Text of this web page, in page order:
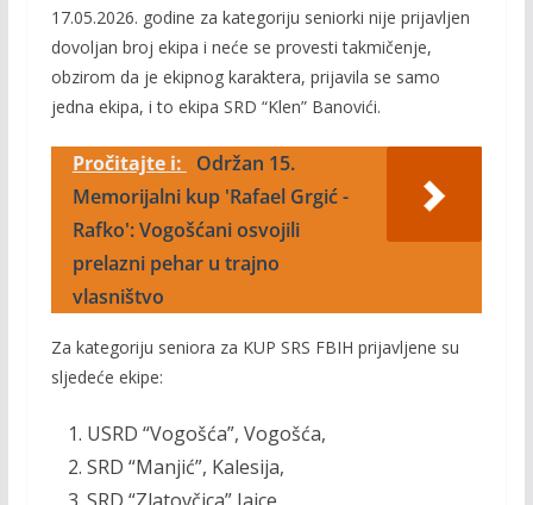
17.05.2026. godine za kategoriju seniorki nije prijavljen
dovoljan broj ekipa i neće se provesti takmičenje,
obzirom da je ekipnog karaktera, prijavila se samo
jedna ekipa, i to ekipa SRD “Klen” Banovići.
Pročitajte i:
Održan 15.
Memorijalni kup 'Rafael Grgić -
Rafko': Vogošćani osvojili
prelazni pehar u trajno
vlasništvo
Za kategoriju seniora za KUP SRS FBIH prijavljene su
sljedeće ekipe:
USRD “Vogošća”, Vogošća,
SRD “Manjić”, Kalesija,